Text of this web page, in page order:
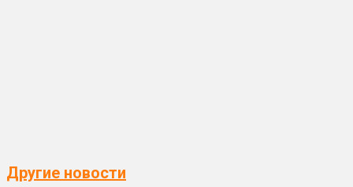
Другие новости